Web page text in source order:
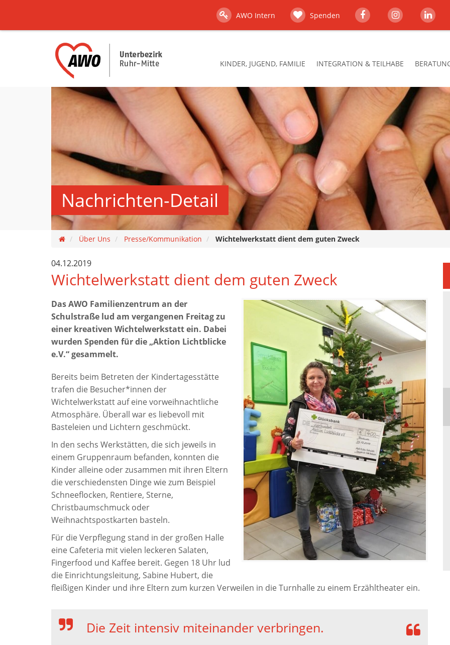
AWO Intern Spenden
KINDER, JUGEND, FAMILIE INTEGRATION & TEILHABE
Nachrichten-Detail
Über Uns Presse/Kommunikation Wichtelwerkstatt dient dem guten Zweck
04.12.2019
Wichtelwerkstatt dient dem guten Zweck
Das AWO Familienzentrum an der
Schulstraße lud am vergangenen Freitag zu
einer kreativen Wichtelwerkstatt ein. Dabei
wurden Spenden für die „Aktion Lichtblicke
e.V.“ gesammelt.
Bereits beim Betreten der Kindertagesstätte
trafen die Besucher*innen der
Wichtelwerkstatt auf eine vorweihnachtliche
Atmosphäre. Überall war es liebevoll mit
Basteleien und Lichtern geschmückt.
In den sechs Werkstätten, die sich jeweils in
einem Gruppenraum befanden, konnten die
Kinder alleine oder zusammen mit ihren Eltern
die verschiedensten Dinge wie zum Beispiel
Schneeflocken, Rentiere, Sterne,
Christbaumschmuck oder
Weihnachtspostkarten basteln.
Für die Verpflegung stand in der großen Halle
eine Cafeteria mit vielen leckeren Salaten,
Fingerfood und Kaffee bereit. Gegen 18 Uhr lud
die Einrichtungsleitung, Sabine Hubert, die
fleißigen Kinder und ihre Eltern zum kurzen Verweilen in die Turnhalle zu einem Erzähltheater ein.
Die Zeit intensiv miteinander verbringen.